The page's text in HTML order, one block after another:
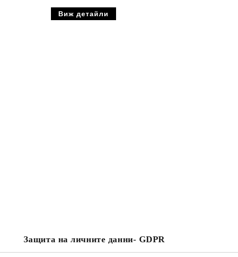
Виж детайли
Защита на личните данни- GDPR